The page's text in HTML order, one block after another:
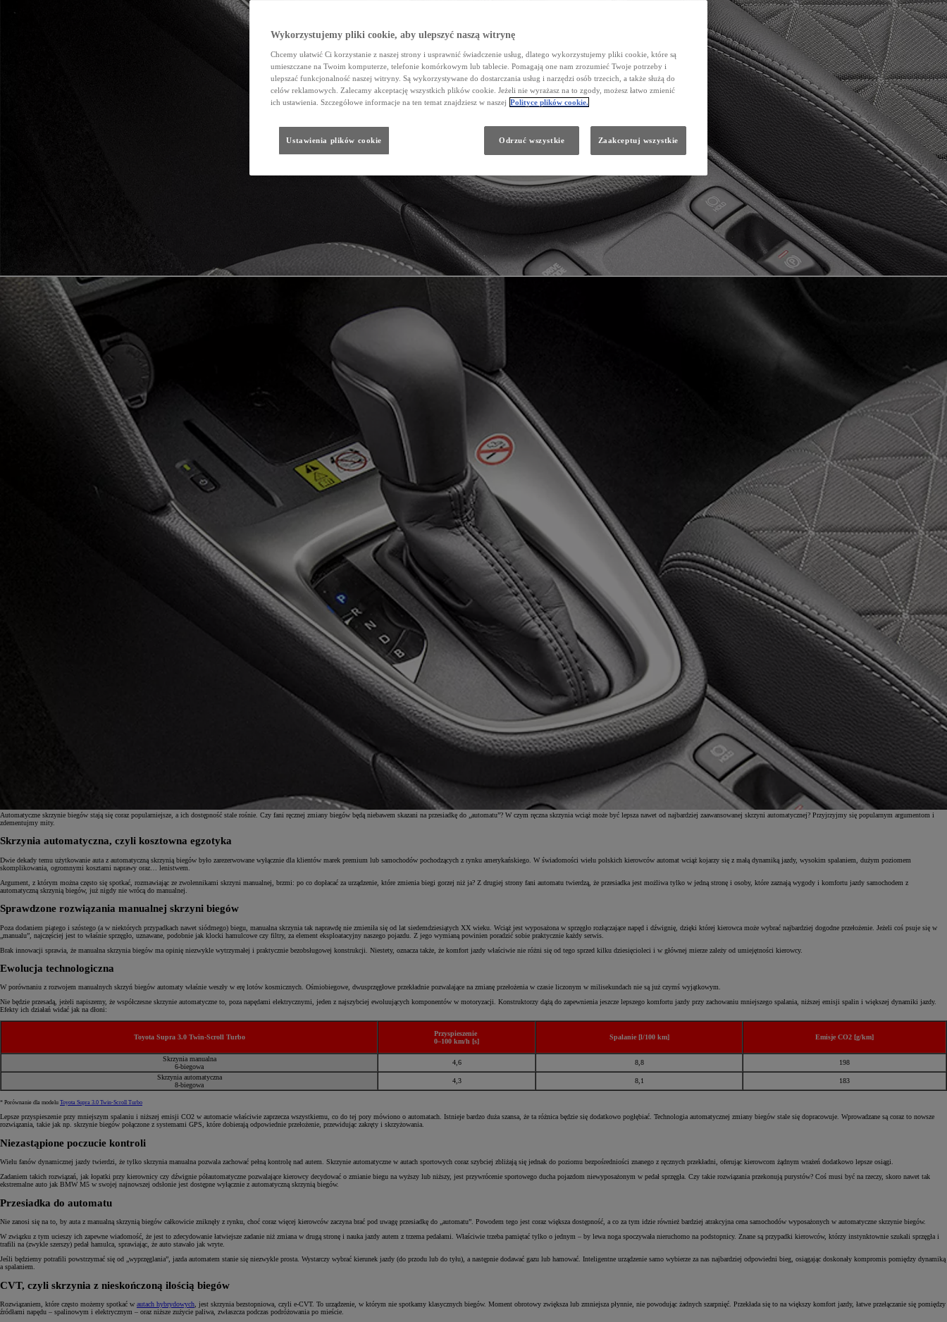
Automatyczne skrzynie biegów stają się coraz popularniejsze, a ich dostępność stale rośnie. Czy fani ręcznej zmiany biegów będą niebawem skazani na przesiadkę do „automatu”? W czym ręczna skrzynia wciąż może być lepsza nawet od najbardziej zaawansowanej skrzyni automatycznej? Przyjrzyjmy się popularnym argumentom i
zdementujmy mity.
Skrzynia automatyczna, czyli kosztowna egzotyka
Dwie dekady temu użytkowanie auta z automatyczną skrzynią biegów było zarezerwowane wyłącznie dla klientów marek premium lub samochodów pochodzących z rynku amerykańskiego. W świadomości wielu polskich kierowców automat wciąż kojarzy się z małą dynamiką jazdy, wysokim spalaniem, dużym poziomem
skomplikowania, ogromnymi kosztami naprawy oraz… lenistwem.
Argument, z którym można często się spotkać, rozmawiając ze zwolennikami skrzyni manualnej, brzmi: po co dopłacać za urządzenie, które zmienia biegi gorzej niż ja? Z drugiej strony fani automatu twierdzą, że przesiadka jest możliwa tylko w jedną stronę i osoby, które zaznają wygody i komfortu jazdy samochodem z
automatyczną skrzynią biegów, już nigdy nie wrócą do manualnej.
Sprawdzone rozwiązania manualnej skrzyni biegów
Poza dodaniem piątego i szóstego (a w niektórych przypadkach nawet siódmego) biegu, manualna skrzynia tak naprawdę nie zmieniła się od lat siedemdziesiątych XX wieku. Wciąż jest wyposażona w sprzęgło rozłączające napęd i dźwignię, dzięki której kierowca może wybrać najbardziej dogodne przełożenie. Jeżeli coś psuje się w
„manualu”, najczęściej jest to właśnie sprzęgło, uznawane, podobnie jak klocki hamulcowe czy filtry, za element eksploatacyjny naszego pojazdu. Z jego wymianą powinien poradzić sobie praktycznie każdy serwis.
Brak innowacji sprawia, że manualna skrzynia biegów ma opinię niezwykle wytrzymałej i praktycznie bezobsługowej konstrukcji. Niestety, oznacza także, że komfort jazdy właściwie nie różni się od tego sprzed kilku dziesięcioleci i w głównej mierze zależy od umiejętności kierowcy.
Ewolucja technologiczna
W porównaniu z rozwojem manualnych skrzyń biegów automaty właśnie weszły w erę lotów kosmicznych. Ośmiobiegowe, dwusprzęgłowe przekładnie pozwalające na zmianę przełożenia w czasie liczonym w milisekundach nie są już czymś wyjątkowym.
Nie będzie przesadą, jeżeli napiszemy, że współczesne skrzynie automatyczne to, poza napędami elektrycznymi, jeden z najszybciej ewoluujących komponentów w motoryzacji. Konstruktorzy dążą do zapewnienia jeszcze lepszego komfortu jazdy przy zachowaniu mniejszego spalania, niższej emisji spalin i większej dynamiki jazdy.
Efekty ich działań widać jak na dłoni:
Toyota Supra 3.0 Twin-Scroll Turbo
Przyspieszenie
0–100 km/h [s]
Spalanie [l/100 km] Emisje CO2 [g/km]
Skrzynia manualna
6-biegowa
4,6 8,8
198
Skrzynia automatyczna
8-biegowa
4,3 8,1 183
* Porównanie dla modelu Toyota Supra 3.0 Twin-Scroll Turbo
Lepsze przyspieszenie przy mniejszym spalaniu i niższej emisji CO2 w automacie właściwie zaprzecza wszystkiemu, co do tej pory mówiono o automatach. Istnieje bardzo duża szansa, że ta różnica będzie się dodatkowo pogłębiać. Technologia automatycznej zmiany biegów stale się dopracowuje. Wprowadzane są coraz to nowsze
rozwiązania, takie jak np. skrzynie biegów połączone z systemami GPS, które dobierają odpowiednie przełożenie, przewidując zakręty i skrzyżowania.
Niezastąpione poczucie kontroli
Wielu fanów dynamicznej jazdy twierdzi, że tylko skrzynia manualna pozwala zachować pełną kontrolę nad autem. Skrzynie automatyczne w autach sportowych coraz szybciej zbliżają się jednak do poziomu bezpośredniości znanego z ręcznych przekładni, oferując kierowcom żądnym wrażeń dodatkowo lepsze osiągi.
Zadaniem takich rozwiązań, jak łopatki przy kierownicy czy dźwignie półautomatyczne pozwalające kierowcy decydować o zmianie biegu na wyższy lub niższy, jest przywrócenie sportowego ducha pojazdom niewyposażonym w pedał sprzęgła. Czy takie rozwiązania przekonują purystów? Coś musi być na rzeczy, skoro nawet tak
ekstremalne auto jak BMW M5 w swojej najnowszej odsłonie jest dostępne wyłącznie z automatyczną skrzynią biegów.
Przesiadka do automatu
Nie zanosi się na to, by auta z manualną skrzynią biegów całkowicie zniknęły z rynku, choć coraz więcej kierowców zaczyna brać pod uwagę przesiadkę do „automatu”. Powodem tego jest coraz większa dostępność, a co za tym idzie również bardziej atrakcyjna cena samochodów wyposażonych w automatyczne skrzynie biegów.
W związku z tym ucieszy ich zapewne wiadomość, że jest to zdecydowanie łatwiejsze zadanie niż zmiana w drugą stronę i nauka jazdy autem z trzema pedałami. Właściwie trzeba pamiętać tylko o jednym – by lewa noga spoczywała nieruchomo na podstopnicy. Znane są przypadki kierowców, którzy instynktownie szukali sprzęgła i
trafili na (zwykle szerszy) pedał hamulca, sprawiając, że auto stawało jak wryte.
Jeśli będziemy potrafili powstrzymać się od „wyprzęglania”, jazda automatem stanie się niezwykle prosta. Wystarczy wybrać kierunek jazdy (do przodu lub do tyłu), a następnie dodawać gazu lub hamować. Inteligentne urządzenie samo wybierze za nas najbardziej odpowiedni bieg, osiągając doskonały kompromis pomiędzy dynamiką
a spalaniem.
CVT, czyli skrzynia z nieskończoną ilością biegów
Rozwiązaniem, które często możemy spotkać w autach hybrydowych , jest skrzynia bezstopniowa, czyli e-CVT. To urządzenie, w którym nie spotkamy klasycznych biegów. Moment obrotowy zwiększa lub zmniejsza płynnie, nie powodując żadnych szarpnięć. Przekłada się to na większy komfort jazdy, łatwe przełączanie się pomiędzy
źródłami napędu – spalinowym i elektrycznym – oraz niższe zużycie paliwa, zwłaszcza podczas podróżowania po mieście.
Wykorzystujemy pliki cookie, aby ulepszyć naszą witrynę
Chcemy ułatwić Ci korzystanie z naszej strony i usprawnić świadczenie usług, dlatego wykorzystujemy pliki cookie, które są
umieszczane na Twoim komputerze, telefonie komórkowym lub tablecie. Pomagają one nam zrozumieć Twoje potrzeby i
ulepszać funkcjonalność naszej witryny. Są wykorzystywane do dostarczania usług i narzędzi osób trzecich, a także służą do
celów reklamowych. Zalecamy akceptację wszystkich plików cookie. Jeżeli nie wyrażasz na to zgody, możesz łatwo zmienić
ich ustawienia. Szczegółowe informacje na ten temat znajdziesz w naszej Polityce plików cookie.
Ustawienia plików cookie Odrzuć wszystkie Zaakceptuj wszystkie